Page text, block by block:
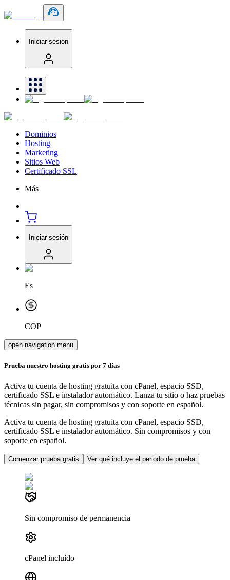
Iniciar sesión
Dominios
Hosting
Marketing
Sitios Web
Certificado SSL
Más
Iniciar sesión
Es
COP
open navigation menu
Prueba nuestro hosting gratis por 7 días
Activa tu cuenta de hosting gratuita con cPanel, espacio SSD,
certificado SSL e instalador automático. Lanza tu sitio o haz pruebas
técnicas sin pagar, sin compromisos y con soporte en español.
Activa tu cuenta de hosting gratuita con cPanel, espacio SSD,
certificado SSL e instalador automático. Sin compromisos y con
soporte en español.
Comenzar prueba gratis Ver qué incluye el periodo de prueba
Sin compromiso de permanencia
cPanel incluído